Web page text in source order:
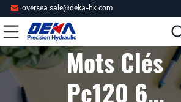
oversea.sale@deka-hk.com
Mots
Pc120 6